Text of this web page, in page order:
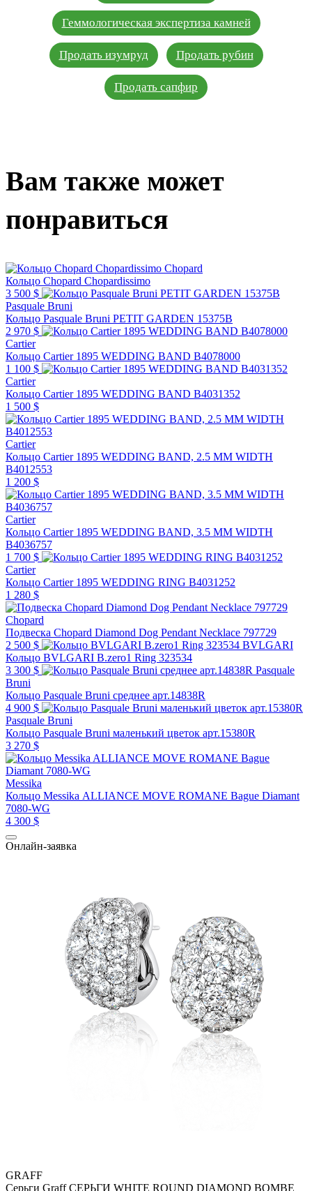
Геммологическая экспертиза камней
Продать изумруд Продать рубин
Продать сапфир
Вам также может
понравиться
Chopard
Кольцо Chopard Chopardissimo
3 500 $
Pasquale Bruni
Кольцо Pasquale Bruni PETIT GARDEN 15375B
2 970 $
Cartier
Кольцо Cartier 1895 WEDDING BAND B4078000
1 100 $
Cartier
Кольцо Cartier 1895 WEDDING BAND B4031352
1 500 $
Cartier
Кольцо Cartier 1895 WEDDING BAND, 2.5 MM WIDTH
B4012553
1 200 $
Cartier
Кольцо Cartier 1895 WEDDING BAND, 3.5 MM WIDTH
B4036757
1 700 $
Cartier
Кольцо Cartier 1895 WEDDING RING B4031252
1 280 $
Chopard
Подвеска Chopard Diamond Dog Pendant Necklace 797729
2 500 $
BVLGARI
Кольцо BVLGARI B.zero1 Ring 323534
3 300 $
Pasquale
Bruni
Кольцо Pasquale Bruni среднее арт.14838R
4 900 $
Pasquale Bruni
Кольцо Pasquale Bruni маленький цветок арт.15380R
3 270 $
Messika
Кольцо Messika ALLIANCE MOVE ROMANE Bague Diamant
7080-WG
4 300 $
Онлайн-заявка
GRAFF
Серьги Graff CЕРЬГИ WHITE ROUND DIAMOND BOMBE